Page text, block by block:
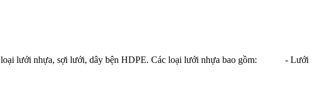
loại lưới nhựa, sợi lưới, dây bện HDPE. Các loại lưới nhựa bao gồm: - Lưới